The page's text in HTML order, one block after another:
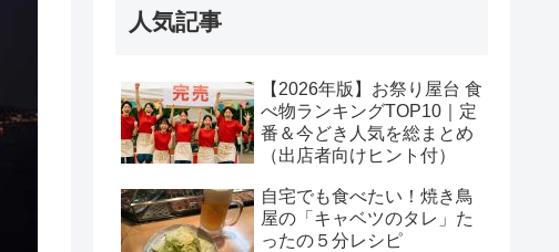
人気記事
【2026年版】お祭り屋台 食
べ物ランキングTOP10｜定
番＆今どき人気を総まとめ
（出店者向けヒント付）
自宅でも食べたい！焼き鳥
屋の「キャベツのタレ」た
ったの５分レシピ